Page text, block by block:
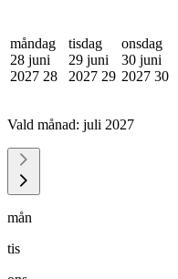
måndag
28 juni
2027 28
tisdag
29 juni
2027 29
onsdag
30 juni
2027 30
Vald månad: juli 2027
mån
tis